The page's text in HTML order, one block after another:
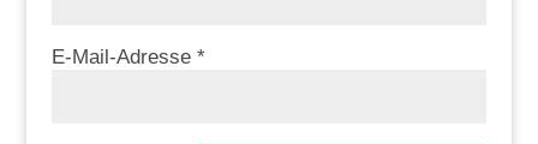
E-Mail-Adresse *